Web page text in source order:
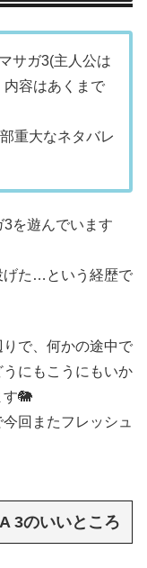
サガ3(主人公は
内容はあくまで
重大なネタバレ
を遊んでいます
げた…という経歴で
で、何かの途中で
うにもこうにもいか
す🐘
回またフレッシュ
3のいいところ